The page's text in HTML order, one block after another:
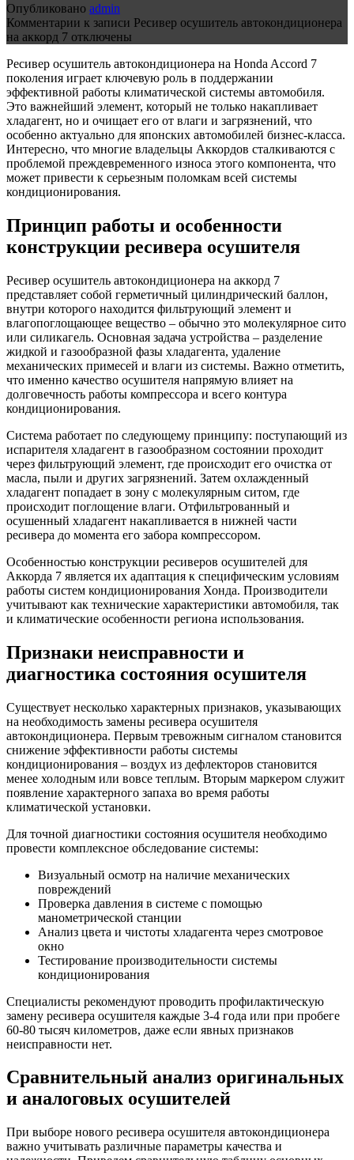
Опубликовано admin
Комментарии к записи Ресивер осушитель автокондиционера
на аккорд 7 отключены
Ресивер осушитель автокондиционера на Honda Accord 7
поколения играет ключевую роль в поддержании
эффективной работы климатической системы автомобиля.
Это важнейший элемент, который не только накапливает
хладагент, но и очищает его от влаги и загрязнений, что
особенно актуально для японских автомобилей бизнес-класса.
Интересно, что многие владельцы Аккордов сталкиваются с
проблемой преждевременного износа этого компонента, что
может привести к серьезным поломкам всей системы
кондиционирования.
Принцип работы и особенности
конструкции ресивера осушителя
Ресивер осушитель автокондиционера на аккорд 7
представляет собой герметичный цилиндрический баллон,
внутри которого находится фильтрующий элемент и
влагопоглощающее вещество – обычно это молекулярное сито
или силикагель. Основная задача устройства – разделение
жидкой и газообразной фазы хладагента, удаление
механических примесей и влаги из системы. Важно отметить,
что именно качество осушителя напрямую влияет на
долговечность работы компрессора и всего контура
кондиционирования.
Система работает по следующему принципу: поступающий из
испарителя хладагент в газообразном состоянии проходит
через фильтрующий элемент, где происходит его очистка от
масла, пыли и других загрязнений. Затем охлажденный
хладагент попадает в зону с молекулярным ситом, где
происходит поглощение влаги. Отфильтрованный и
осушенный хладагент накапливается в нижней части
ресивера до момента его забора компрессором.
Особенностью конструкции ресиверов осушителей для
Аккорда 7 является их адаптация к специфическим условиям
работы систем кондиционирования Хонда. Производители
учитывают как технические характеристики автомобиля, так
и климатические особенности региона использования.
Признаки неисправности и
диагностика состояния осушителя
Существует несколько характерных признаков, указывающих
на необходимость замены ресивера осушителя
автокондиционера. Первым тревожным сигналом становится
снижение эффективности работы системы
кондиционирования – воздух из дефлекторов становится
менее холодным или вовсе теплым. Вторым маркером служит
появление характерного запаха во время работы
климатической установки.
Для точной диагностики состояния осушителя необходимо
провести комплексное обследование системы:
Визуальный осмотр на наличие механических
повреждений
Проверка давления в системе с помощью
манометрической станции
Анализ цвета и чистоты хладагента через смотровое
окно
Тестирование производительности системы
кондиционирования
Специалисты рекомендуют проводить профилактическую
замену ресивера осушителя каждые 3-4 года или при пробеге
60-80 тысяч километров, даже если явных признаков
неисправности нет.
Сравнительный анализ оригинальных
и аналоговых осушителей
При выборе нового ресивера осушителя автокондиционера
важно учитывать различные параметры качества и